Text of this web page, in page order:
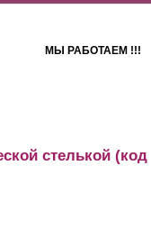
МЫ РАБОТАЕМ !!!
стелькой (код